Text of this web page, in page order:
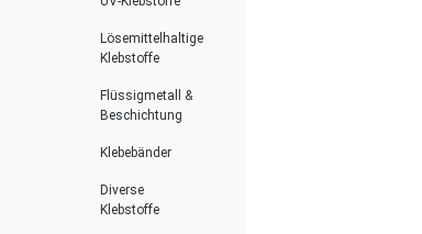
Lösemittelhaltige
Klebstoffe
Flüssigmetall &
Beschichtung
Klebebänder
Diverse
Klebstoffe